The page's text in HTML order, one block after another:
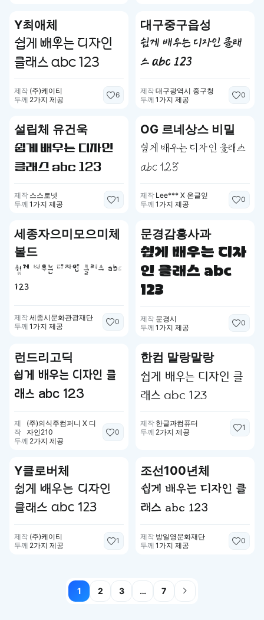
Y최애체
쉽게 배우는 디자인
클래스 abc 123
제작 (주)케이티
두께 2가지 제공
6
대구중구읍성
쉽게 배우는 디자인 클래
스 abc 123
제작대구광역시 중구청
두께 1가지 제공
0
설립체 유건욱
쉽게 배우는 디자인
클래스 abc 123
제작 스스로넷
두께 1가지 제공
1
OG 르네상스 비밀
쉽게 배우는 디자인 클래스
abc 123
제작 Lee*** X 온글잎
두께 1가지 제공
0
세종자으미모으미체
볼드
쉽게 배우는 디자인 클래스 abc
123
제작세종시문화관광재단
두께 1가지 제공
0
문경감홍사과
쉽게 배우는 디자
인 클래스 abc
123
제작 문경시
두께 1가지 제공
0
런드리고딕
쉽게 배우는 디자인 클
래스 abc 123
제
작
(주)의식주컴퍼니 X 디
자인210
두께 2가지 제공
0
한컴 말랑말랑
쉽게 배우는 디자인 클
래스 abc 123
제작 한글과컴퓨터
두께 2가지 제공
1
Y클로버체
쉽게 배우는 디자인
클래스 abc 123
제작 (주)케이티
두께 2가지 제공
1
조선100년체
쉽게 배우는 디자인 클
래스 abc 123
제작 방일영문화재단
두께 1가지 제공
0
1 2 3 … 7